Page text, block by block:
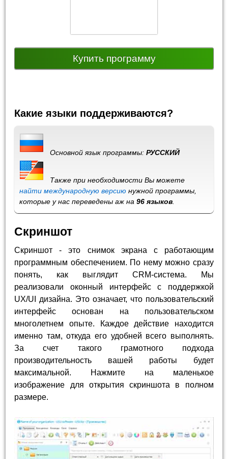
Купить программу
Какие языки поддерживаются?
Основной язык программы:РУССКИЙ
Также при необходимости Вы можете
найти международную версию нужной программы,
которые у нас переведены аж на96 языков
Скриншот
Скриншот - это снимок экрана с работающим
программным обеспечением. По нему можно сразу
понять, как выглядит CRM-система. Мы
реализовали оконный интерфейс с поддержкой
UX/UI дизайна. Это означает, что пользовательский
интерфейс основан на пользовательском
многолетнем опыте. Каждое действие находится
именно там, откуда его удобней всего выполнять.
За счет такого грамотного подхода
производительность вашей работы будет
максимальной. Нажмите на маленькое
изображение для открытия скриншота в полном
размере.